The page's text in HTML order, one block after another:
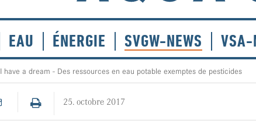
EAU ÉNERGIE SVGW-NEWS VSA-
I have a dream - Des ressources en eau potable exemptes de pesticides
25. octobre 2017